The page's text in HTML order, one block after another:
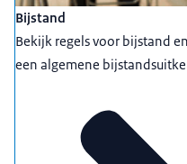
Bijstand
Bekijk regels voor bijstand
een algemene